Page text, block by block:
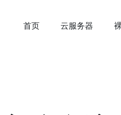
首页 云服务器